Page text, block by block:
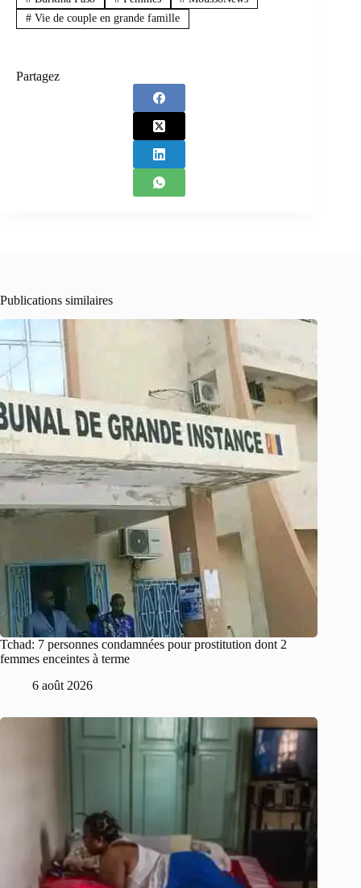
#Vie de couple en grande famille
Partagez
Publications similaires
Tchad: 7 personnes condamnées pour prostitution dont 2
femmes enceintes à terme
6 août 2026